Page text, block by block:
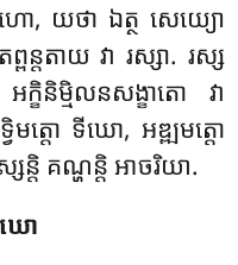
ហោ, យថា ឯត្ថ សេយ្យោ
ពន្តតាយ វារស្សា. រស្ស
ខិនិម្មិលនសង្ខាតោ វា
មត្តោ ទីឃោ, អឌ្ឍមត្តោ
ន្តិ គណ្ហន្តិ អាចរិយា.
ឃោ